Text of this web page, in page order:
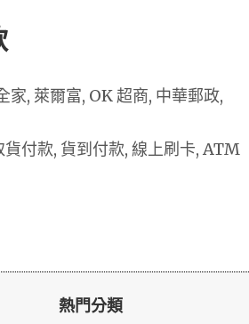
家, 萊爾富, OK 超商, 中華郵政,
付款, 貨到付款, 線上刷卡, ATM
熱門分類